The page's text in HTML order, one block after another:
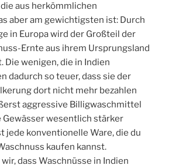
aus herkömmlichen
aber am gewichtigsten ist: Durch
in Europa wird der Großteil der
Ernte aus ihrem Ursprungsland
wenigen, die in Indien
dadurch so teuer, dass sie der
dort nicht mehr bezahlen
aggressive Billigwaschmittel
Gewässer wesentlich stärker
jede konventionelle Ware, die du
kaufen kannst.
dass Waschnüsse in Indien